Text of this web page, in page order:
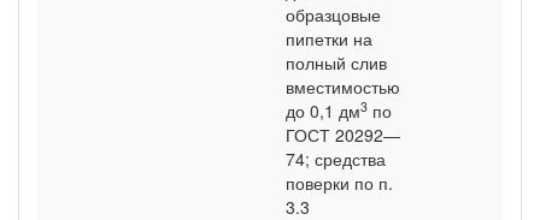
образцовые
пипетки на
полный слив
вместимостью
до 0,1 дм3 по
ГОСТ 20292—
74; средства
поверки по п.
3.3